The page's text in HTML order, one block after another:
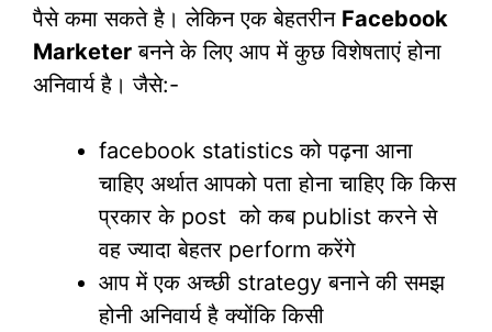
पैसे कमा सकते है। लेकिन एक बेहतरीन Facebook
Marketer बनने के लिए आप में कुछ विशेषताएं होना
अनिवार्य है। जैसे:-
facebook statistics को पढ़ना आना
चाहिए अर्थात आपको पता होना चाहिए कि किस
प्रकार के post को कब publist करने से
वह ज्यादा बेहतर perform करेंगे
आप में एक अच्छी strategy बनाने की समझ
होनी अनिवार्य है क्योंकि किसी